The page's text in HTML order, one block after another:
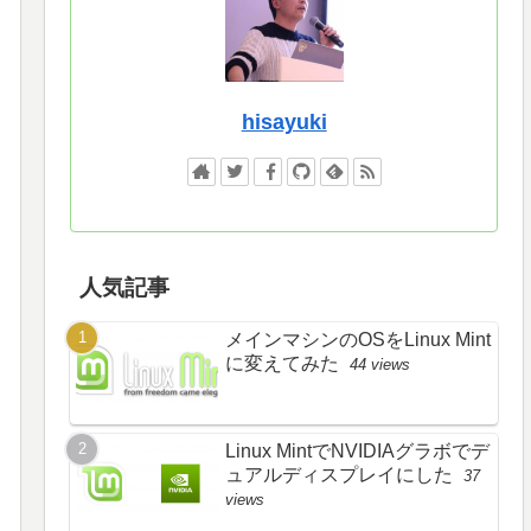
hisayuki
人気記事
メインマシンのOSをLinux Mint
に変えてみた
44 views
Linux MintでNVIDIAグラボでデ
ュアルディスプレイにした
37
views